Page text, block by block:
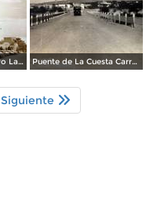
Palacio Federal Nuevo Laredo, Tamaulipas. Puente de La Cuesta Carretera Monterrey-Laredo.
Siguiente